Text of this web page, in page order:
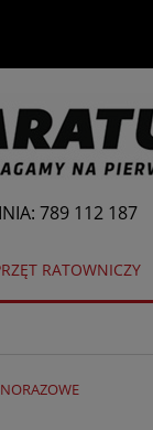
789 112 187
RATOWNICZY